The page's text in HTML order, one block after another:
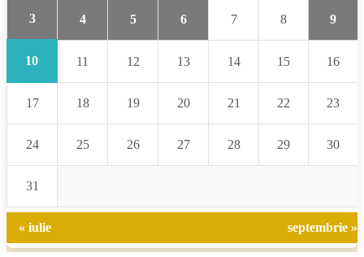
3 4 5 6 7 8 9
10 11 12 13 14 15 16
17 18 19 20 21 22 23
24 25 26 27 28 29 30
31
« iulie septembrie »